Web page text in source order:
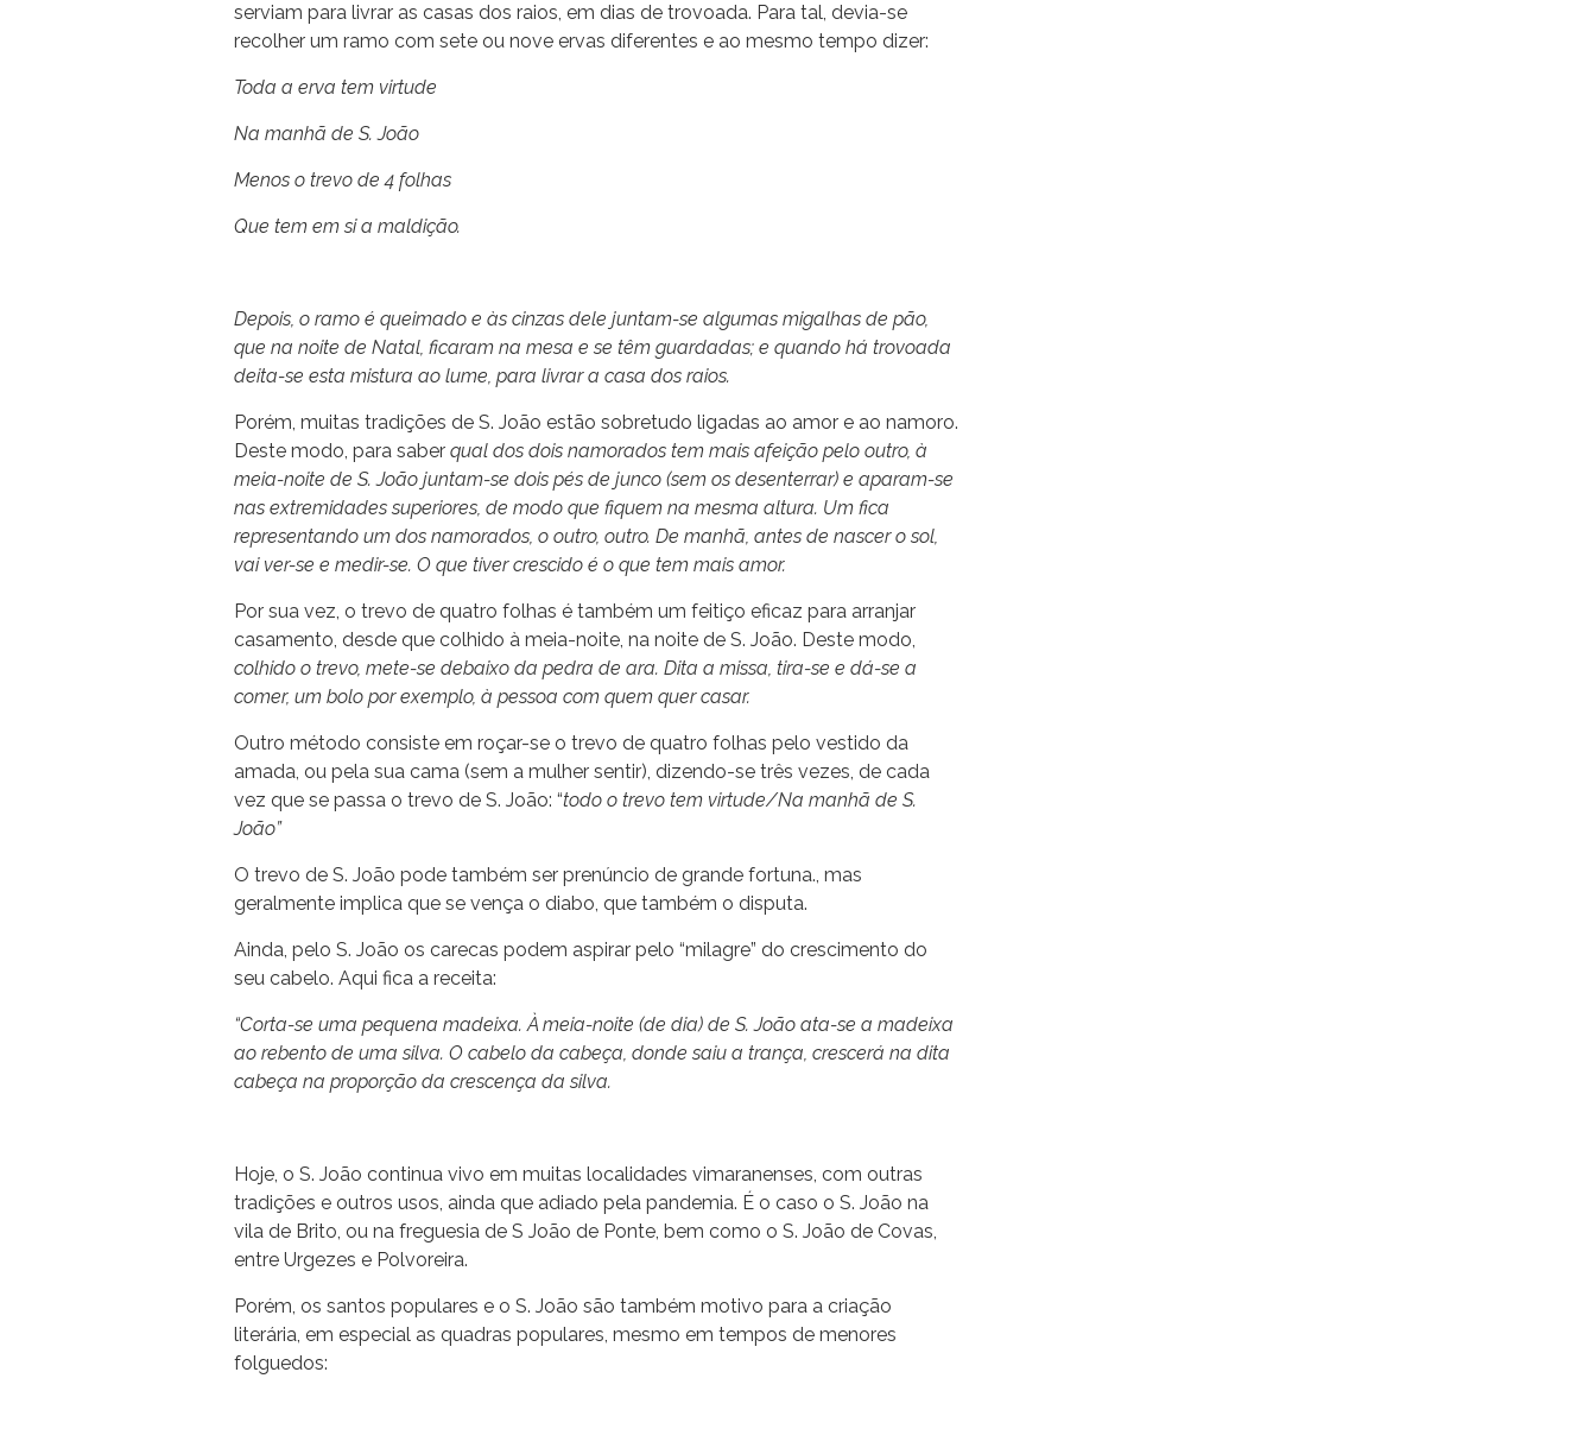
serviam para livrar as casas dos raios, em dias de trovoada. Para tal, devia-se
recolher um ramo com sete ou nove ervas diferentes e ao mesmo tempo dizer:
Toda a erva tem virtude
Na manhã de S. João
Menos o trevo de 4 folhas
Que tem em si a maldição.
Depois, o ramo é queimado e às cinzas dele juntam-se algumas migalhas de pão,
que na noite de Natal, ficaram na mesa e se têm guardadas; e quando há trovoada
deita-se esta mistura ao lume, para livrar a casa dos raios.
Porém, muitas tradições de S. João estão sobretudo ligadas ao amor e ao namoro.
Deste modo, para saber qual dos dois namorados tem mais afeição pelo outro, à
meia-noite de S. João juntam-se dois pés de junco (sem os desenterrar) e aparam-se
nas extremidades superiores, de modo que fiquem na mesma altura. Um fica
representando um dos namorados, o outro, outro. De manhã, antes de nascer o sol,
vai ver-se e medir-se. O que tiver crescido é o que tem mais amor.
Por sua vez, o trevo de quatro folhas é também um feitiço eficaz para arranjar
casamento, desde que colhido à meia-noite, na noite de S. João. Deste modo,
colhido o trevo, mete-se debaixo da pedra de ara. Dita a missa, tira-se e dá-se a
comer, um bolo por exemplo, à pessoa com quem quer casar.
Outro método consiste em roçar-se o trevo de quatro folhas pelo vestido da
amada, ou pela sua cama (sem a mulher sentir), dizendo-se três vezes, de cada
vez que se passa o trevo de S. João: “todo o trevo tem virtude/Na manhã de S.
João”
O trevo de S. João pode também ser prenúncio de grande fortuna., mas
geralmente implica que se vença o diabo, que também o disputa.
Ainda, pelo S. João os carecas podem aspirar pelo “milagre” do crescimento do
seu cabelo. Aqui fica a receita:
“Corta-se uma pequena madeixa. À meia-noite (de dia) de S. João ata-se a madeixa
ao rebento de uma silva. O cabelo da cabeça, donde saiu a trança, crescerá na dita
cabeça na proporção da crescença da silva.
Hoje, o S. João continua vivo em muitas localidades vimaranenses, com outras
tradições e outros usos, ainda que adiado pela pandemia. É o caso o S. João na
vila de Brito, ou na freguesia de S João de Ponte, bem como o S. João de Covas,
entre Urgezes e Polvoreira.
Porém, os santos populares e o S. João são também motivo para a criação
literária, em especial as quadras populares, mesmo em tempos de menores
folguedos: